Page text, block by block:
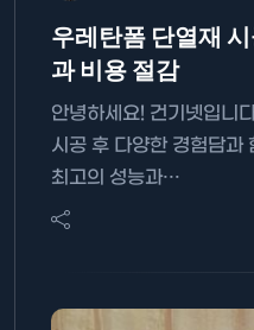
우레탄폼 단열재
과 비용 절감
안녕하세요! 건기넷입니
시공 후 다양한 경험담과
최고의 성능과…